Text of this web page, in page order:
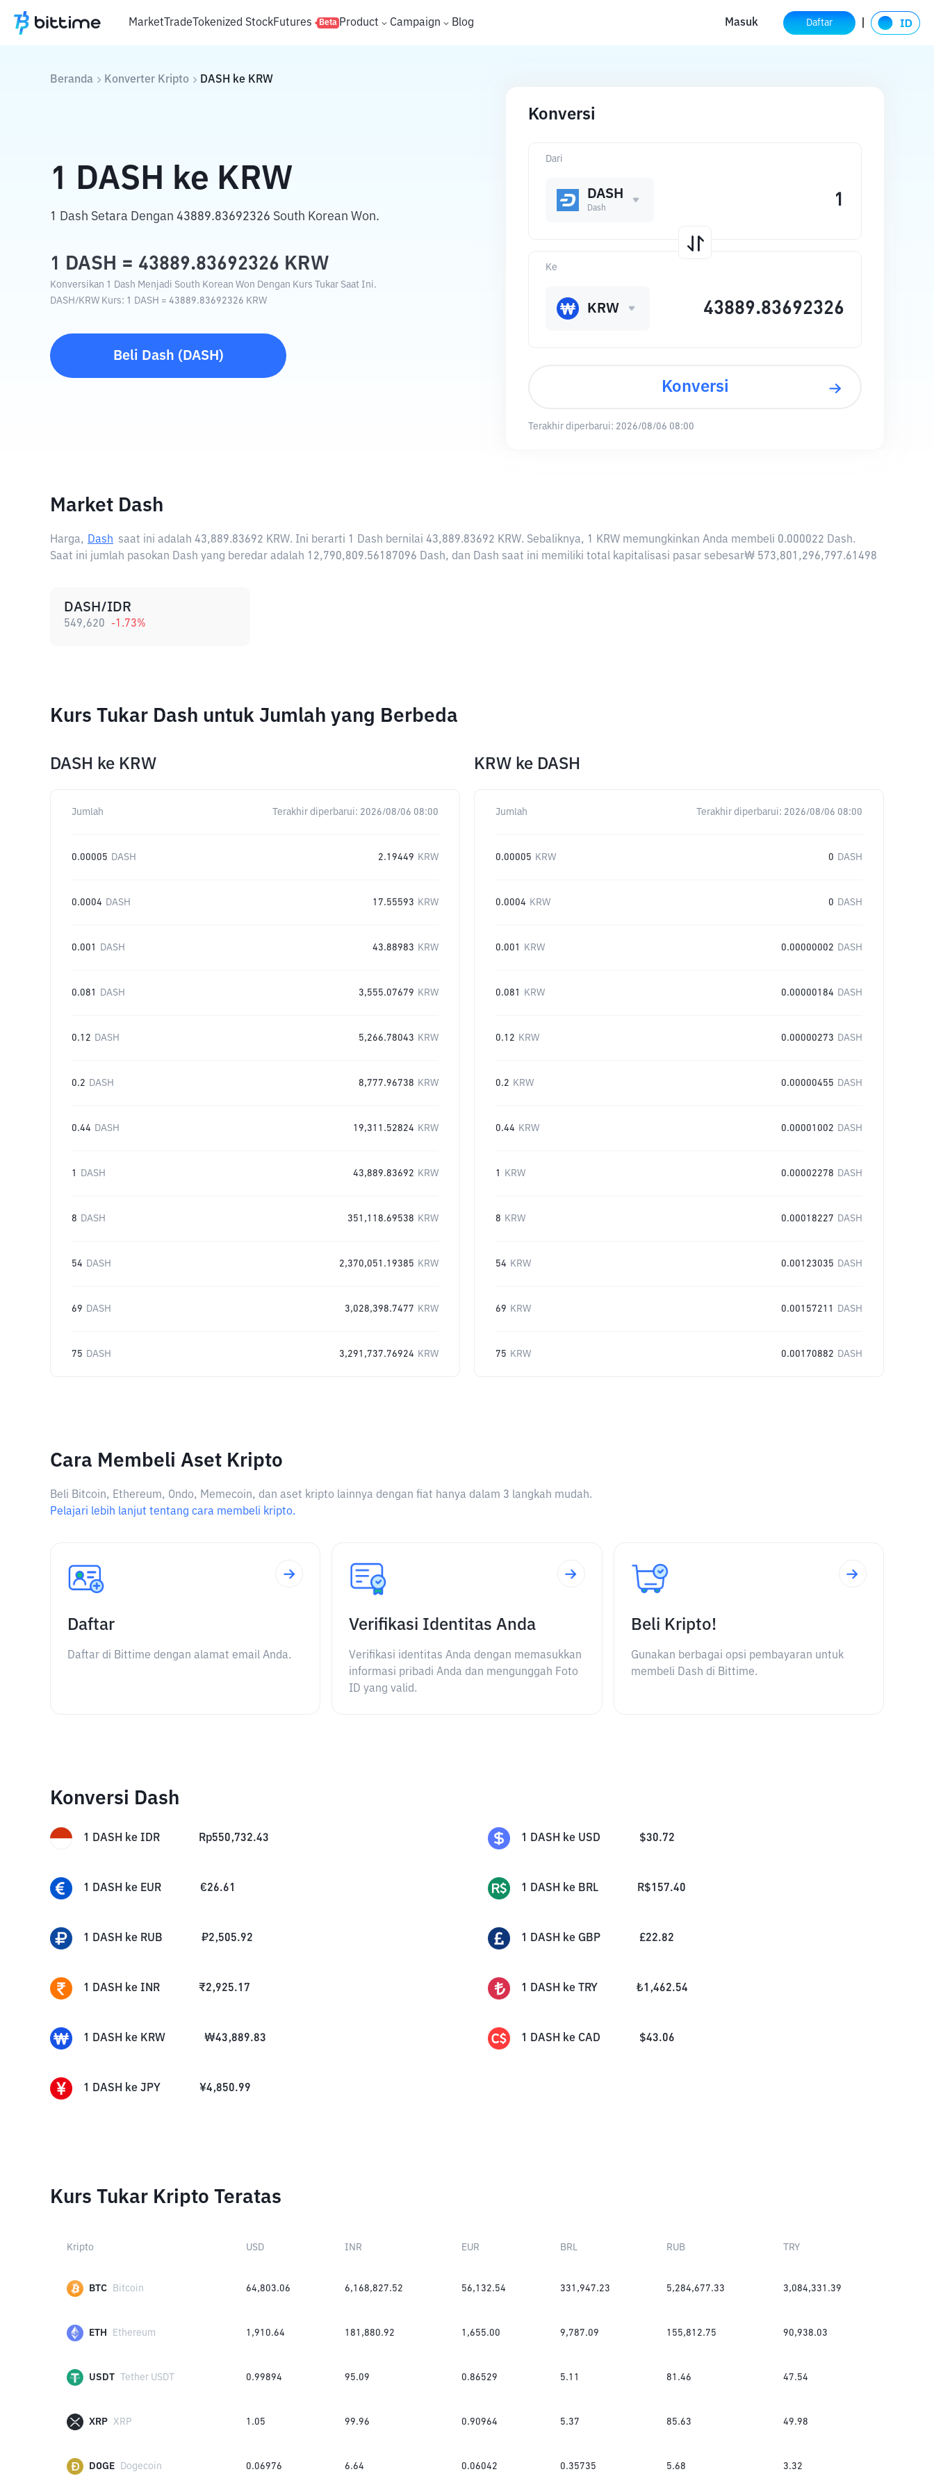
MarketTradeTokenized StockFutures Beta Product Campaign Blog Masuk Daftar
Beranda Konverter Kripto DASH ke KRW
1 DASH ke KRW
1 Dash Setara Dengan 43889.83692326 South Korean Won.
1 DASH = 43889.83692326 KRW
Konversikan 1 Dash Menjadi South Korean Won Dengan Kurs Tukar Saat Ini.
DASH/KRW Kurs: 1 DASH = 43889.83692326 KRW
Beli Dash ( DASH )
Konversi
Dari
DASH
Dash
Ke
KRW
Konversi
Terakhir diperbarui: 2026/08/06 08:00
Market Dash
Harga, Dash saat ini adalah 43,889.83692 KRW. Ini berarti 1 Dash bernilai 43,889.83692 KRW. Sebaliknya, 1 KRW memungkinkan Anda membeli 0.000022 Dash.
Saat ini jumlah pasokan Dash yang beredar adalah 12,790,809.56187096 Dash, dan Dash saat ini memiliki total kapitalisasi pasar sebesar₩ 573,801,296,797.61498
DASH/IDR
549,620 -1.73%
Kurs Tukar Dash untuk Jumlah yang Berbeda
DASH ke KRW
Jumlah Terakhir diperbarui: 2026/08/06 08:00
0.00005 DASH 2.19449 KRW
0.0004 DASH 17.55593 KRW
0.001 DASH 43.88983 KRW
0.081 DASH 3,555.07679 KRW
0.12 DASH 5,266.78043 KRW
0.2 DASH 8,777.96738 KRW
0.44 DASH 19,311.52824 KRW
1 DASH 43,889.83692 KRW
8 DASH 351,118.69538 KRW
54 DASH 2,370,051.19385 KRW
69 DASH 3,028,398.7477 KRW
75 DASH 3,291,737.76924 KRW
KRW ke DASH
Jumlah Terakhir diperbarui: 2026/08/06 08:00
0.00005 KRW 0 DASH
0.0004 KRW 0 DASH
0.001 KRW 0.00000002 DASH
0.081 KRW 0.00000184 DASH
0.12 KRW 0.00000273 DASH
0.2 KRW 0.00000455 DASH
0.44 KRW 0.00001002 DASH
1 KRW 0.00002278 DASH
8 KRW 0.00018227 DASH
54 KRW 0.00123035 DASH
69 KRW 0.00157211 DASH
75 KRW 0.00170882 DASH
Cara Membeli Aset Kripto
Beli Bitcoin, Ethereum, Ondo, Memecoin, dan aset kripto lainnya dengan fiat hanya dalam 3 langkah mudah.
Pelajari lebih lanjut tentang cara membeli kripto.
Daftar
Daftar di Bittime dengan alamat email Anda.
Verifikasi Identitas Anda
Verifikasi identitas Anda dengan memasukkan
informasi pribadi Anda dan mengunggah Foto
ID yang valid.
Beli Kripto!
Gunakan berbagai opsi pembayaran untuk
membeli Dash di Bittime.
Konversi Dash
1 DASH ke IDR Rp550,732.43 1 DASH ke USD $30.72
1 DASH ke EUR €26.61 1 DASH ke BRL R$157.40
1 DASH ke RUB ₽2,505.92 1 DASH ke GBP £22.82
1 DASH ke INR ₹2,925.17 1 DASH ke TRY ₺1,462.54
1 DASH ke KRW ₩43,889.83 1 DASH ke CAD $43.06
1 DASH ke JPY ¥4,850.99
Kurs Tukar Kripto Teratas
Kripto USD INR EUR BRL RUB TRY
BTC Bitcoin 64,803.06 6,168,827.52 56,132.54 331,947.23 5,284,677.33 3,084,331.39
ETH Ethereum 1,910.64 181,880.92 1,655.00 9,787.09 155,812.75 90,938.03
USDT Tether USDT 0.99894 95.09 0.86529 5.11 81.46 47.54
XRP XRP 1.05 99.96 0.90964 5.37 85.63 49.98
DOGE Dogecoin 0.06976 6.64 0.06042 0.35735 5.68 3.32